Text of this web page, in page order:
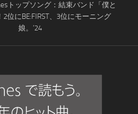
トップソング：結束バンド「僕と
位にBE:FIRST、3位にモーニング
娘。’24